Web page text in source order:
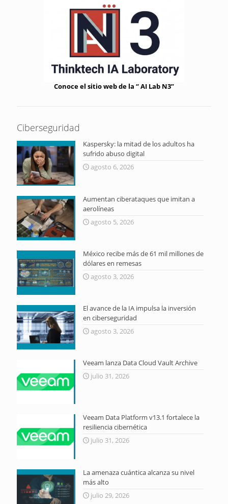
Conoce el sitio web de la “ AI Lab N3”
Ciberseguridad
Kaspersky: la mitad de los adultos ha
sufrido abuso digital
agosto 6, 2026
Aumentan ciberataques que imitan a
aerolíneas
agosto 5, 2026
México recibe más de 61 mil millones de
dólares en remesas
agosto 3, 2026
El avance de la IA impulsa la inversión
en ciberseguridad
agosto 3, 2026
Veeam lanza Data Cloud Vault Archive
julio 31, 2026
Veeam Data Platform v13.1 fortalece la
resiliencia cibernética
julio 31, 2026
La amenaza cuántica alcanza su nivel
más alto
julio 29, 2026